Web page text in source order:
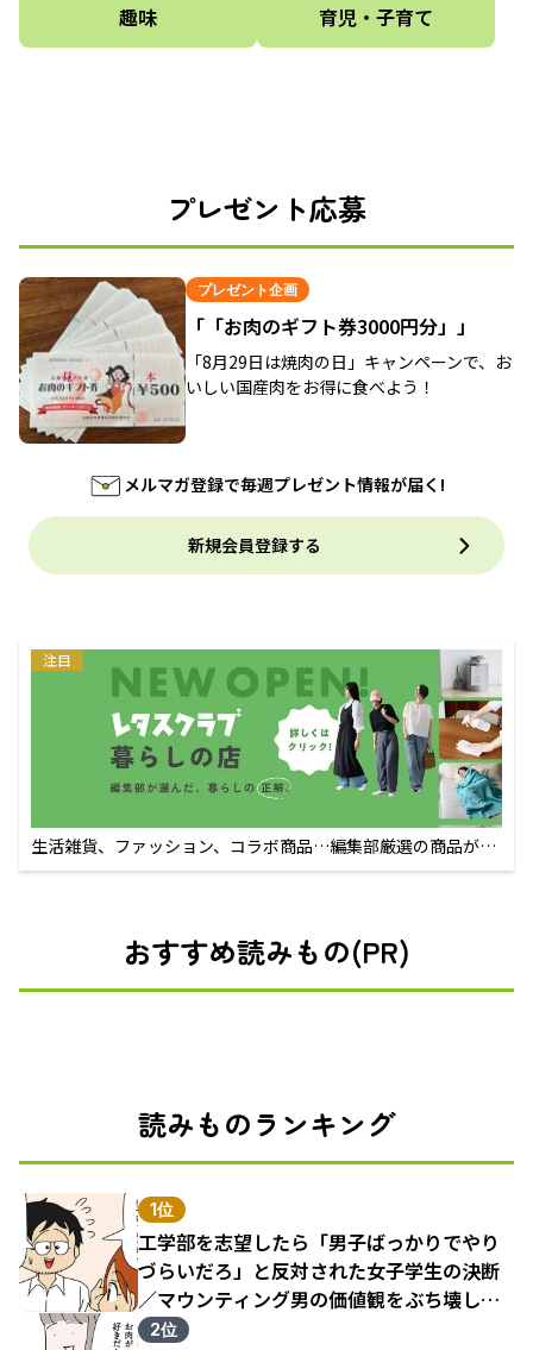
趣味 育児・子育て
プレゼント応募
プレゼント企画
「「お肉のギフト券3000円分」」
「8月29日は焼肉の日」キャンペーンで、お
いしい国産肉をお得に食べよう！
メルマガ登録で毎週プレゼント情報が届く!
新規会員登録する
注目
生活雑貨、ファッション、コラボ商品…編集部厳選の商品が買
えるECサイト
おすすめ読みもの(PR)
読みものランキング
1位
工学部を志望したら「男子ばっかりでやり
づらいだろ」と反対された女子学生の決断
／マウンティング男の価値観をぶち壊した
結果（1）
2位